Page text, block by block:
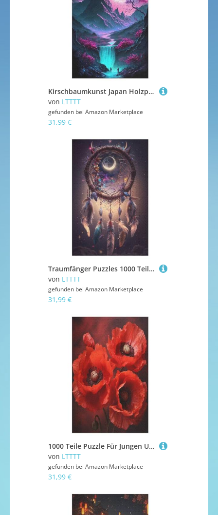
Kirschbaumkunst Japan Holzpuzzle Erwachsene - 1000 Teiliges Jigsaw Knobelspiel - Puzzle Für Erwachsene & Kinder - Outdoor & Reisespielzeug 78×53cm
von LTTTT
gefunden bei Amazon Marketplace
31,99 €
Traumfänger Puzzles 1000 Teile Erwachsener Kniffel Spaß Für Die Ganze Familie, Holzpuzzle Kinder Erwachsene, Impossible Puzzle Schwer 78×53cm
von LTTTT
gefunden bei Amazon Marketplace
31,99 €
1000 Teile Puzzle Für Jungen Und Mädchen, Standard-Puzzles Blume, Familienspiele, 78×53cm
von LTTTT
gefunden bei Amazon Marketplace
31,99 €